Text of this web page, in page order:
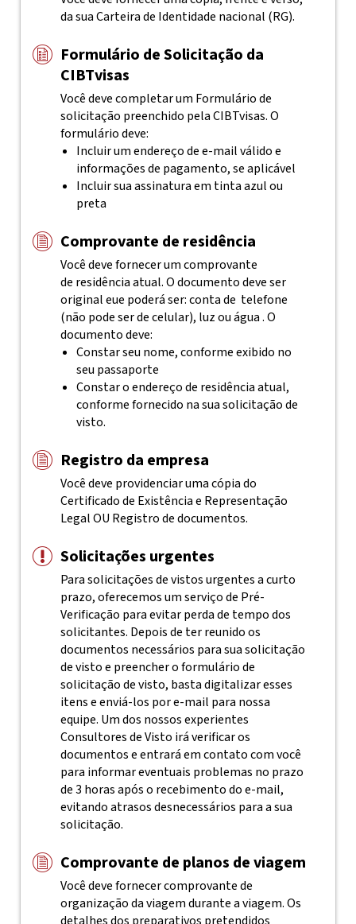
da sua Carteira de Identidade nacional (RG).
Formulário de Solicitação da
CIBTvisas
Você deve completar um Formulário de
solicitação preenchido pelaCIBTvisas. O
formulário deve:
Incluir um endereço de e-mail válido e
informações de pagamento, se aplicável
Incluir sua assinatura em tinta azul ou
preta
Comprovante de residência
Você deve fornecer um comprovante
de residência atual. O documento deve ser
original eue poderá ser: conta de telefone
(não pode ser de celular), luz ou água . O
documento deve:
Constar seu nome, conforme exibido no
seu passaporte
Constar o endereço de residência atual,
conforme fornecido na sua solicitação de
visto.
Registro da empresa
Você deve providenciar uma cópia do
Certificado de Existência e Representação
Legal OU Registro de documentos.
Solicitações urgentes
Para solicitações de vistos urgentes a curto
prazo, oferecemos um serviço de Pré-
Verificação para evitar perda de tempo dos
solicitantes. Depois de ter reunido os
documentos necessários para sua solicitação
de visto e preencher o formulário de
solicitação de visto, basta digitalizar esses
itens e enviá-los por e-mail para nossa
equipe. Um dos nossos experientes
Consultores de Visto irá verificar os
documentos e entrará em contato com você
para informar eventuais problemas no prazo
de 3 horas após o recebimento do e-mail,
evitando atrasos desnecessários para a sua
solicitação.
Comprovante de planos de viagem
Você deve fornecer comprovante de
organização da viagem durante a viagem. Os